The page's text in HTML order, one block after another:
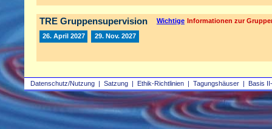
Datenschutz/Nutzung | Satzung | Ethik-Richtlinien | Tagungshäuser | Basis
TRE Gruppensupervision Wichtige Informationen zur
26. April 2027 29. Nov. 2027